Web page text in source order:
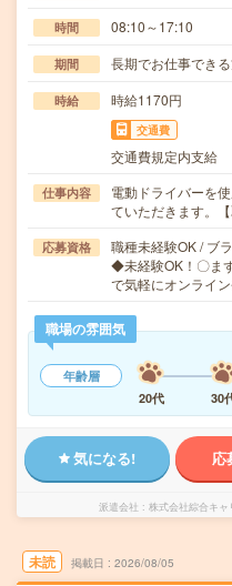
時間 08:10～17:10
期間 長期でお仕事でき
時給 時給1170円
交通費
交通費規定内支給
仕事内容
電動ドライバーを
ていただきます。
応募資格
職種未経験OK / ブ
◆未経験OK！〇ま
で気軽にオンライ
職場の雰囲気
年齢層
20代
30
気になる! 応
派遣会社 株式会社綜合キ
未読 掲載日 2026/08/05